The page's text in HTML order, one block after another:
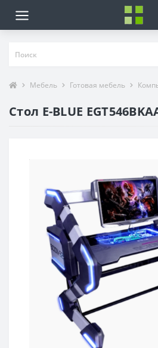
Мебель Готовая мебель
Стол E-BLUE